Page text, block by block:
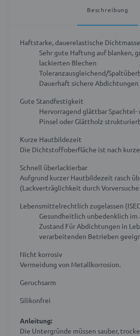
Beschreibung
Haftstarke, dauerelastische Dichtmasse
Sehr gute Haftung auf blanken,
lackierten Blechen
Toleranzausgleichend/
Dauerhaft sichere Abdichtungen
Gute Standfestigkeit
Hervorragend glättbar Spachtel-
Pinsel oder Glättholz
Kurze Hautbildezeit
Die Dichtstoffoberfläche ist nach
Schnell überlackierbar
Aufgrund kurzer Hautbildezeit rasch
(Lackverträglichkeit durch
Lebensmittelrechtlich zugelassen
Gesundheitlich unbedenklich im
Zustand Für Abdichtungen in
verarbeitenden Betrieben
Nicht korrosiv
Vermeidung von Metallkorrosion.
Geruchsarm
Silikonfrei
Anleitung:
Die Untergründe müssen sauber,